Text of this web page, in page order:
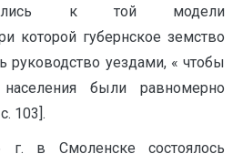
к той модели
которой губернское земство
руководство уездами, « чтобы
населения были равномерно
103].
в Смоленске состоялось